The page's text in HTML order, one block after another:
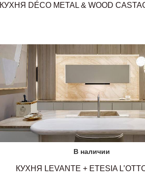
КУХНЯ DÉCO METAL & WOOD
В наличии
КУХНЯ LEVANTE + ETESIA